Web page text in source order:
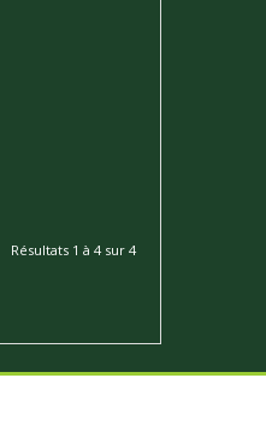
Résultats 1 à 4 sur 4